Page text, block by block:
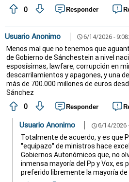
0
Responder
Usuario Anonimo schedule6/14/2026 -
Menos mal que no tenemos que
de Gobierno de Sánchestein a nivel
esposísimas, lawfare, corrupción en
descarrilamientos y apagones, y una
más de 700.000 millones de euros
Sánchez
0
Responder
Usuario Anonimo schedule6/14/2026
Totalmente de acuerdo, y es que
"equipazo" de ministros hace
Gobiernos Autonómicos que, no
inmensa mayoría del Pp y Vox, es
preferido libremente la mayoría